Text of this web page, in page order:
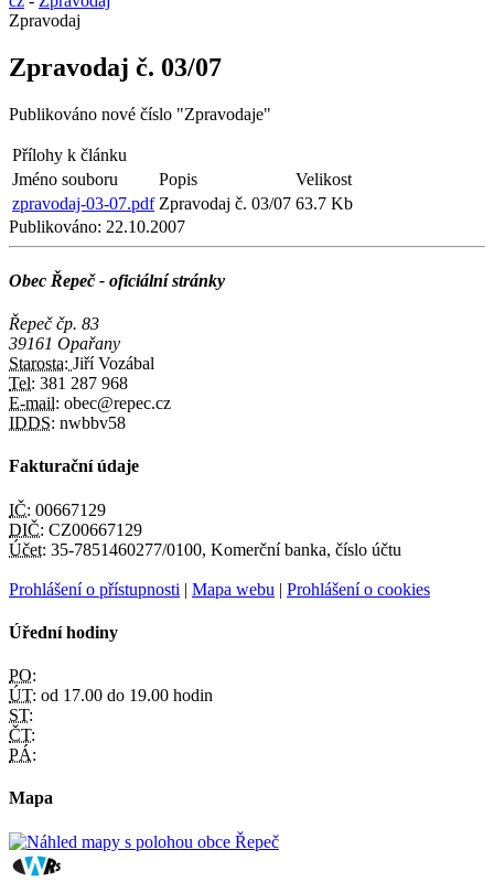
Zpravodaj
Zpravodaj č. 03/07
Publikováno nové číslo "Zpravodaje"
Přílohy k článku
Jméno souboru
Popis
Velikost
zpravodaj-03-07.pdf Zpravodaj č. 03/07 63.7 Kb
Publikováno: 22.10.2007
Obec Řepeč - oficiální stránky
Řepeč čp. 83
39161 Opařany
Starosta: Jiří Vozábal
Tel: 381 287 968
E-mail: obec@repec.cz
IDDS: nwbbv58
Fakturační údaje
IČ: 00667129
DIČ: CZ00667129
Účet: 35-7851460277/0100, Komerční banka, číslo účtu
Prohlášení o přístupnosti | Mapa webu | Prohlášení o cookies
Úřední hodiny
PO:
ÚT: od 17.00 do 19.00 hodin
ST:
ČT:
PÁ:
Mapa